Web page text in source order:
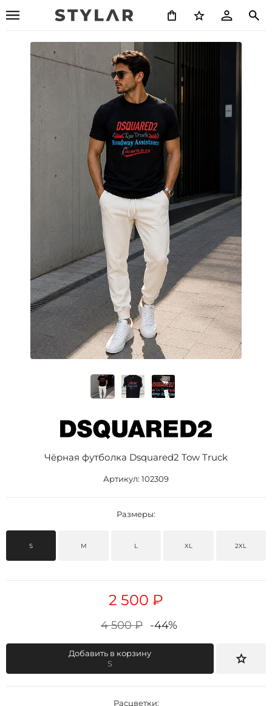
Чёрная футболка Dsquared2 Tow Truck
Артикул: 102309
Размеры:
S M L XL 2XL
2 500 ₽
4 500 ₽ -44%
Добавить в корзину
S
Расцветки: